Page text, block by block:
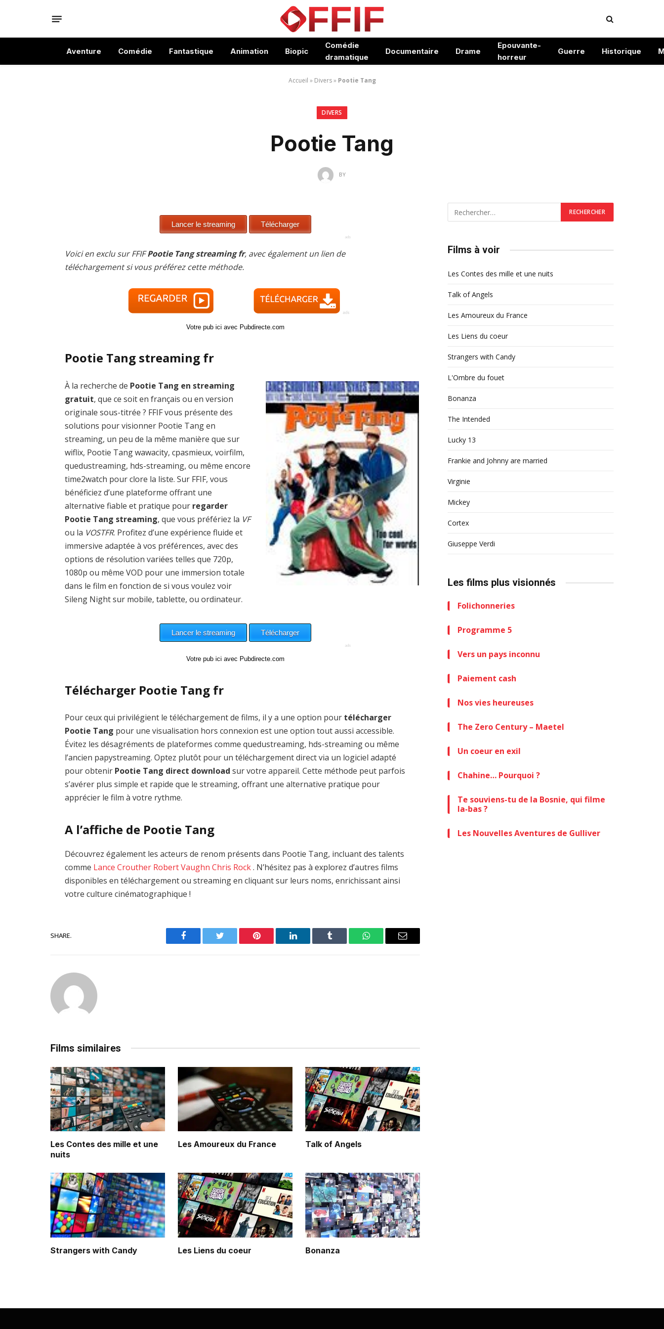
Aventure Comédie Fantastique Animation Biopic
Comédie
dramatique
Documentaire Drame
Epouvante-
horreur
Guerre Historique
Accueil » Divers» Pootie Tang
DIVERS
Pootie Tang
BY
Voici en exclu sur FFIFPootie Tang streaming fr, avec également un lien de
téléchargement si vous préférez cette méthode.
Votre pub ici avec Pubdirecte.com
Pootie Tang streaming fr
À la recherche de Pootie Tang en streaming
gratuit, que ce soit en français ou en version
originale sous-titrée ? FFIF vous présente des
solutions pour visionner Pootie Tang en
streaming, un peu de la même manière que sur
wiflix, Pootie Tang wawacity, cpasmieux, voirfilm,
quedustreaming, hds-streaming, ou même encore
time2watch pour clore la liste. Sur FFIF, vous
bénéficiez d’une plateforme offrant une
alternative fiable et pratique pour regarder
Pootie Tang streaming, que vous préfériez la VF
ou la VOSTFR. Profitez d’une expérience fluide et
immersive adaptée à vos préférences, avec des
options de résolution variées telles que 720p,
1080p ou même VOD pour une immersion totale
dans le film en fonction de si vous voulez voir
Sileng Night sur mobile, tablette, ou ordinateur.
Votre pub ici avec Pubdirecte.com
Télécharger Pootie Tang fr
Pour ceux qui privilégient le téléchargement de films, il y a une option pour télécharger
Pootie Tang pour une visualisation hors connexion est une option tout aussi accessible.
Évitez les désagréments de plateformes comme quedustreaming, hds-streaming ou même
l’ancien papystreaming. Optez plutôt pour un téléchargement direct via un logiciel adapté
pour obtenir Pootie Tang direct download sur votre appareil. Cette méthode peut parfois
s’avérer plus simple et rapide que le streaming, offrant une alternative pratique pour
apprécier le film à votre rythme.
A l’affiche de Pootie Tang
Découvrez également les acteurs de renom présents dans Pootie Tang, incluant des talents
comme Lance Crouther Robert Vaughn Chris Rock. N’hésitez pas à explorez d’autres films
disponibles en téléchargement ou streaming en cliquant sur leurs noms, enrichissant ainsi
votre culture cinématographique !
SHARE.
Facebook Twitter Pinterest LinkedIn Tumblr WhatsAppEmail
Films similaires
Les Contes des mille et une
nuits
Les Amoureux du France Talk of Angels
Strangers with Candy Les Liens du coeur Bonanza
Films à voir
Les Contes des mille et une nuits
Talk of Angels
Les Amoureux du France
Les Liens du coeur
Strangers with Candy
L'Ombre du fouet
Bonanza
The Intended
Lucky 13
Frankie and Johnny are married
Virginie
Mickey
Cortex
Giuseppe Verdi
Les films plus visionnés
Folichonneries
Programme 5
Vers un pays inconnu
Paiement cash
Nos vies heureuses
The Zero Century – Maetel
Un coeur en exil
Chahine… Pourquoi ?
Te souviens-tu de la Bosnie, qui filme
la-bas ?
Les Nouvelles Aventures de Gulliver